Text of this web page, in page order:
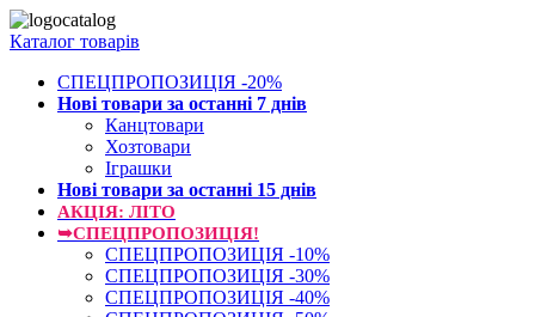
Каталог товарів
СПЕЦПРОПОЗИЦІЯ -20%
Нові товари за останнi 7 днiв
Канцтовари
Хозтовари
Іграшки
Нові товари за останнi 15 днiв
АКЦІЯ: ЛІТО
➥СПЕЦПРОПОЗИЦІЯ!
СПЕЦПРОПОЗИЦІЯ -10%
СПЕЦПРОПОЗИЦІЯ -30%
СПЕЦПРОПОЗИЦІЯ -40%